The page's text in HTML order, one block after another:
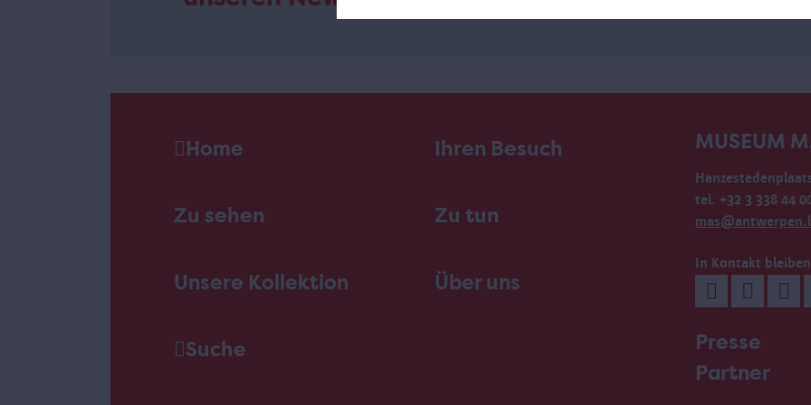
Home Ihren Besuch
Zu sehen Zu tun
Unsere Kollektion Über uns
Suche
MUSEUM
tel. +32 3 338 44
In Kontakt bleiben
Presse
Partner